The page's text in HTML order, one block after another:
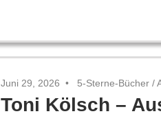
Juni 29, 2026 5-Sterne-Bücher /
Toni Kölsch –